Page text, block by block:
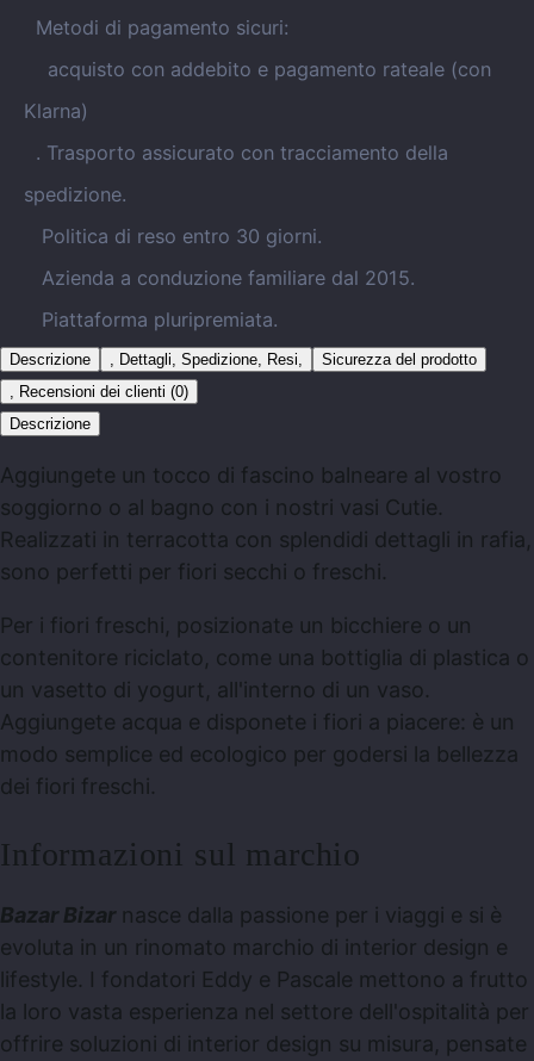
Metodi di pagamento sicuri:
acquisto con addebito e pagamento rateale (con
Klarna)
. Trasporto assicurato con tracciamento della
spedizione.
Politica di reso entro 30 giorni.
Azienda a conduzione familiare dal 2015.
Piattaforma pluripremiata.
Descrizione , Dettagli, Spedizione, Resi,
Sicurezza del prodotto
, Recensioni dei clienti (0)
Descrizione
Aggiungete un tocco di fascino balneare al vostro
soggiorno o al bagno con i nostri vasi Cutie.
Realizzati in terracotta con splendidi dettagli in rafia,
sono perfetti per fiori secchi o freschi.
Per i fiori freschi, posizionate un bicchiere o un
contenitore riciclato, come una bottiglia di plastica o
un vasetto di yogurt, all'interno di un vaso.
Aggiungete acqua e disponete i fiori a piacere: è un
modo semplice ed ecologico per godersi la bellezza
dei fiori freschi.
Informazioni sul marchio
Bazar Bizar nasce dalla passione per i viaggi e si è
evoluta in un rinomato marchio di interior design e
lifestyle. I fondatori Eddy e Pascale mettono a frutto
la loro vasta esperienza nel settore dell'ospitalità per
offrire soluzioni di interior design su misura, pensate